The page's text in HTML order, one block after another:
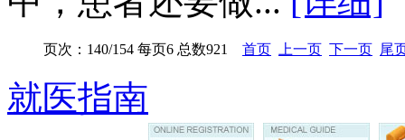
页次：140/154 每页6 总数921 首页 上一页 下一页 尾
就医指南